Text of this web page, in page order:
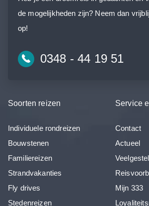
de mogelijkheden zijn? Neem dan
op!
0348 - 44 19 51
Soorten reizen
Individuele rondreizen
Bouwstenen
Familiereizen
Strandvakanties
Fly drives
Stedenreizen
Service
Contact
Actueel
Mijn 333